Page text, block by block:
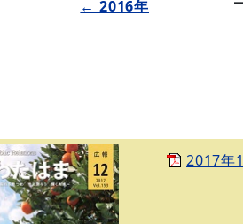
← 2016年
2017年